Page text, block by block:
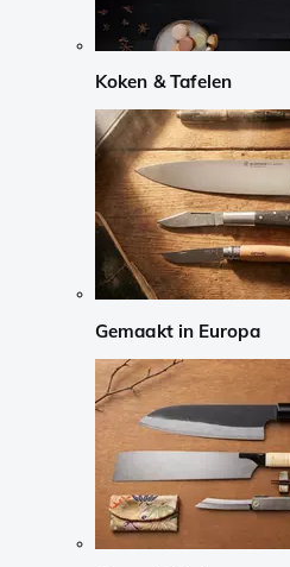
Koken & Tafelen
Gemaakt in Europa